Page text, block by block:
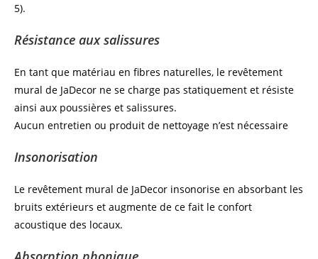
5).
Résistance aux salissures
En tant que matériau en fibres naturelles, le revêtement
mural de JaDecor ne se charge pas statiquement et résiste
ainsi aux poussières et salissures.
Aucun entretien ou produit de nettoyage n’est nécessaire
Insonorisation
Le revêtement mural de JaDecor insonorise en absorbant les
bruits extérieurs et augmente de ce fait le confort
acoustique des locaux.